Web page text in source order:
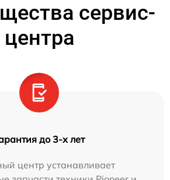
сервис-
центра
до 3-х лет
центр устанавливает